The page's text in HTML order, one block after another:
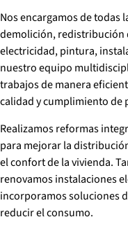
Nos encargamos de todas
demolición, redistribución
electricidad, pintura,
nuestro equipo
trabajos de manera
calidad y cumplimiento de
Realizamos reformas
para mejorar la
el confort de la vivienda.
renovamos instalaciones
incorporamos soluciones
reducir el consumo.